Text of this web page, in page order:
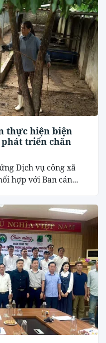
thực hiện biện
triển chăn
Dịch vụ công xã
hợp với Ban cán...